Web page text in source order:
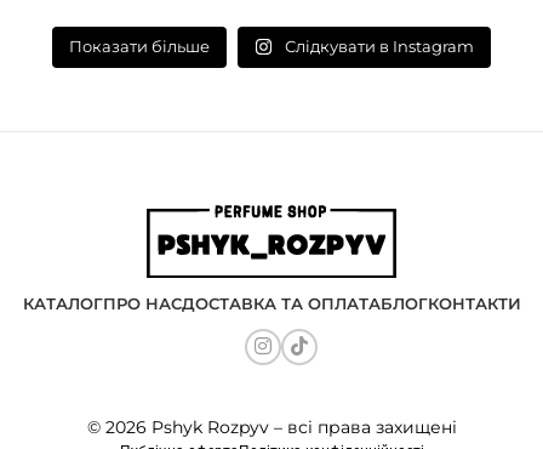
Показати більше Слідкувати в Instagram
КАТАЛОГПРО НАСДОСТАВКА ТА ОПЛАТАБЛОГКОНТАКТИ
© 2026 Pshyk Rozpyv – всі права захищені